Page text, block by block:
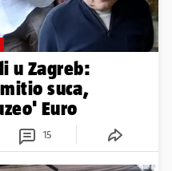
u Zagreb:
suca,
Euro
15